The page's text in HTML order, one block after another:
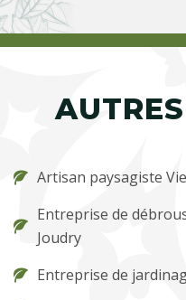
Artisan paysagiste
Entreprise de
Joudry
Entreprise de